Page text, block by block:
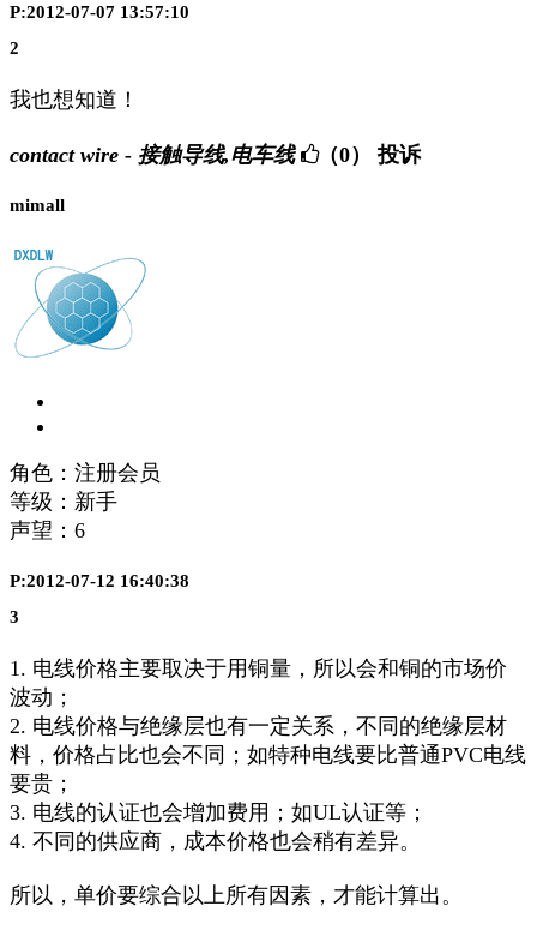
P:2012-07-07 13:57:10
2
我也想知道！
contact wire - 接触导线,电车线 （0） 投诉
mimall
角色：注册会员
等级：新手
声望： 6
P:2012-07-12 16:40:38
3
1. 电线价格主要取决于用铜量，所以会和铜的市场价
波动；
2. 电线价格与绝缘层也有一定关系，不同的绝缘层材
料，价格占比也会不同；如特种电线要比普通PVC电线
要贵；
3. 电线的认证也会增加费用；如UL认证等；
4. 不同的供应商，成本价格也会稍有差异。
所以，单价要综合以上所有因素，才能计算出。